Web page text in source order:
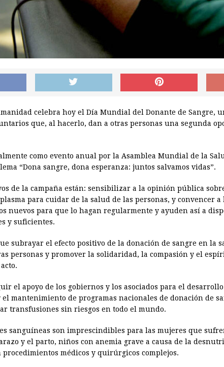
celebra hoy el Día Mundial del Donante de Sangre,
que, al hacerlo, dan a otras personas una segunda
como evento anual por la Asamblea Mundial de la
“Dona sangre, dona esperanza: juntos salvamos vidas”.
de la campaña están: sensibilizar a la opinión pública
para cuidar de la salud de las personas, y convencer a
nuevos para que lo hagan regularmente y ayuden así a
y suficientes.
subrayar el efecto positivo de la donación de sangre en la
personas y promover la solidaridad, la compasión y el
el apoyo de los gobiernos y los asociados para el
mantenimiento de programas nacionales de donación de
transfusiones sin riesgos en todo el mundo.
sanguíneas son imprescindibles para las mujeres que
y el parto, niños con anemia grave a causa de la
procedimientos médicos y quirúrgicos complejos.